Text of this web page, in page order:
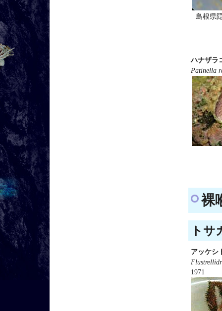
島根県
ハナザラ
Patinella
裸
ト
アッケシ
1971